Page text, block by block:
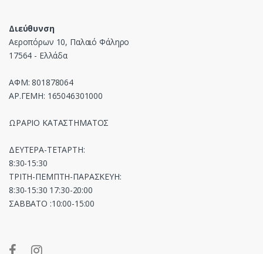
Διεύθυνση
Αεροπόρων 10, Παλαιό Φάληρο
17564 - Ελλάδα
ΑΦΜ: 801878064
ΑΡ.ΓΕΜΗ: 165046301000
ΩΡΑΡΙΟ ΚΑΤΑΣΤΗΜΑΤΟΣ
ΔΕΥΤΕΡΑ-ΤΕΤΑΡΤΗ:
8:30-15:30
ΤΡΙΤΗ-ΠΕΜΠΤΗ-ΠΑΡΑΣΚΕΥΗ:
8:30-15:30 17:30-20:00
ΣΑΒΒΑΤΟ :10:00-15:00